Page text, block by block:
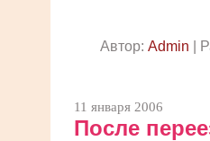
Автор: Admin |
11 января 2006
После